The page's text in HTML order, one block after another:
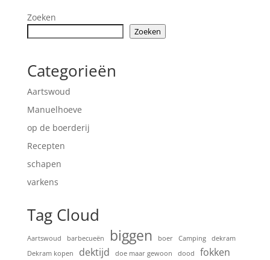
Zoeken
Zoeken
Categorieën
Aartswoud
Manuelhoeve
op de boerderij
Recepten
schapen
varkens
Tag Cloud
Aartswoud barbecueën biggen boer Camping
dekram
Dekram kopen
dektijd doe maar gewoon dood
fokken